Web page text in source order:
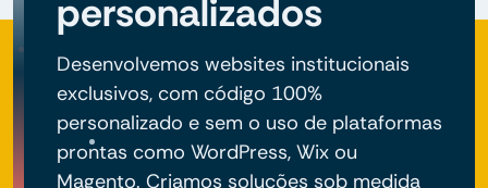
personalizados
Desenvolvemos websites institucionais
exclusivos, com código 100%
personalizado e sem o uso de plataformas
prontas como WordPress, Wix ou
Magento. Criamos soluções sob medida